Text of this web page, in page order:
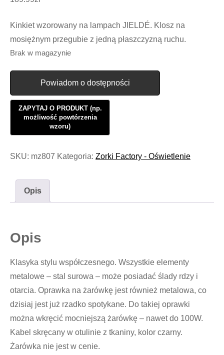
Kinkiet wzorowany na lampach JIELDÉ. Klosz na
mosiężnym przegubie z jedną płaszczyzną ruchu.
Brak w magazynie
Powiadom o dostępności
SKU: mz807 Kategoria: Zorki Factory - Oświetlenie
Opis
Opis
Klasyka stylu współczesnego. Wszystkie elementy
metalowe – stal surowa – może posiadać ślady rdzy i
otarcia. Oprawka na żarówkę jest również metalowa, co
dzisiaj jest już rzadko spotykane. Do takiej oprawki
można wkręcić mocniejszą żarówkę – nawet do 100W.
Kabel skręcany w otulinie z tkaniny, kolor czarny.
Żarówka nie jest w cenie.